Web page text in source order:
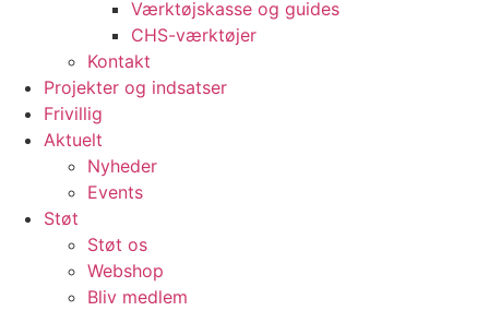
Værktøjskasse og guides
CHS-værktøjer
Kontakt
Projekter og indsatser
Frivillig
Aktuelt
Nyheder
Events
Støt
Støt os
Webshop
Bliv medlem